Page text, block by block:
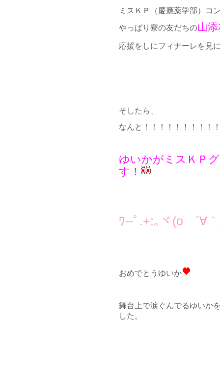
ミスＫＰ（慶應薬学部）コ
やっぱり寮の友だちの山
応援をしにフィナーレを見
そしたら、
なんと！！！！！！！！！
ゆいかがミスＫＰ
す！
ﾜ--ﾟ.+:｡ヾ(o ´∀
おめでとうゆいか
舞台上で涙ぐんでるゆいか
した。